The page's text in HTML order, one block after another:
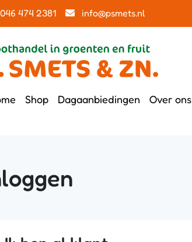
046 474 2381 info@psmets.nl
Shop Dagaanbiedingen Over ons